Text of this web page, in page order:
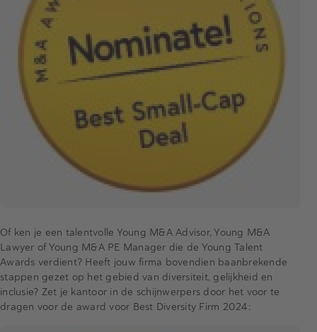
Of ken je een talentvolle Young M&A Advisor, Young M&A
Lawyer of Young M&A PE Manager die de Young Talent
Awards verdient? Heeft jouw firma bovendien baanbrekende
stappen gezet op het gebied van diversiteit, gelijkheid en
inclusie? Zet je kantoor in de schijnwerpers door het voor te
dragen voor de award voor Best Diversity Firm 2024: